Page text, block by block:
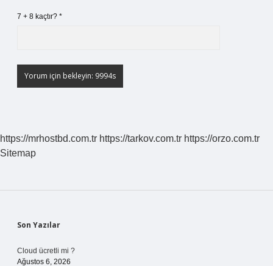
7 + 8 kaçtır? *
https://mrhostbd.com.tr https://tarkov.com.tr https://orzo.com.tr
Sitemap
Sidebar
Son Yazılar
Cloud ücretli mi ?
Ağustos 6, 2026